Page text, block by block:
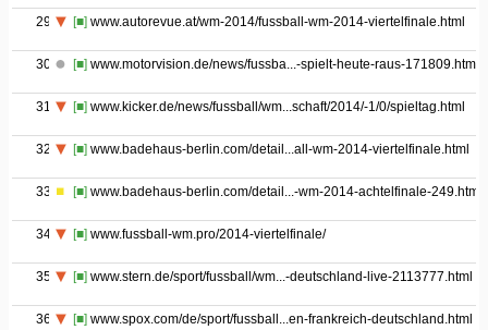
29 [■] www.autorevue.at/wm-2014/fussball-wm-2014-viertelfinale.html
30 [■] www.motorvision.de/news/fussba...-spielt-heute-raus-171809.html
31 [■] www.kicker.de/news/fussball/wm...schaft/2014/-1/0/spieltag.html
32 [■] www.badehaus-berlin.com/detail...all-wm-2014-viertelfinale.html
33 [■] www.badehaus-berlin.com/detail...-wm-2014-achtelfinale-249.html
34 [■] www.fussball-wm.pro/2014-viertelfinale/
35 [■] www.stern.de/sport/fussball/wm...-deutschland-live-2113777.html
36 [■] www.spox.com/de/sport/fussball...en-frankreich-deutschland.html